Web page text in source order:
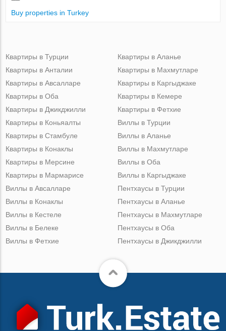
Buy properties in Turkey
Квартиры в Турции
Квартиры в Анталии
Квартиры в Авсалларе
Квартиры в Оба
Квартиры в Джикджилли
Квартиры в Аланье
Квартиры в Махмутларе
Квартиры в Каргыджаке
Квартиры в Кемере
Квартиры в Фетхие
Квартиры в Коньяалты
Квартиры в Стамбуле
Квартиры в Конаклы
Квартиры в Мерсине
Квартиры в Мармарисе
Виллы в Турции
Виллы в Аланье
Виллы в Махмутларе
Виллы в Оба
Виллы в Каргыджаке
Виллы в Авсалларе
Виллы в Конаклы
Виллы в Кестеле
Виллы в Белеке
Виллы в Фетхие
Пентхаусы в Турции
Пентхаусы в Аланье
Пентхаусы в Махмутларе
Пентхаусы в Оба
Пентхаусы в Джикджилли